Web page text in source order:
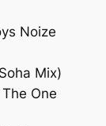
Noize
Mix)
One